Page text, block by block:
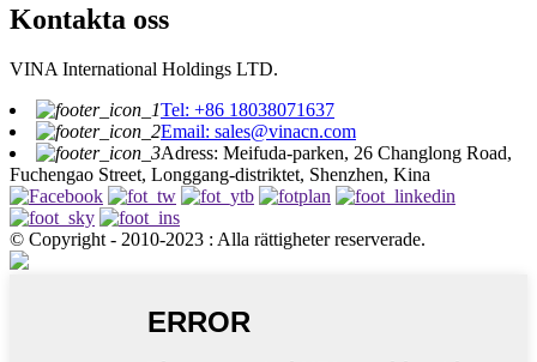
Kontakta oss
VINA International Holdings LTD.
Tel: +86 18038071637
Email: sales@vinacn.com
Adress: Meifuda-parken, 26 Changlong Road,
Fuchengao Street, Longgang-distriktet, Shenzhen, Kina
© Copyright - 2010-2023 : Alla rättigheter reserverade.